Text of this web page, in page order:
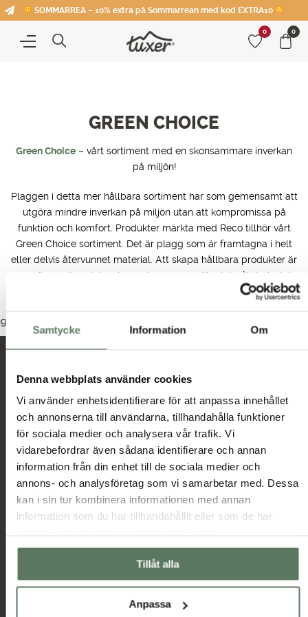
Samtycke Information Om
Denna webbplats använder cookies
Vi använder enhetsidentifierare för att anpassa innehållet
och annonserna till användarna, tillhandahålla funktioner
för sociala medier och analysera vår trafik. Vi
vidarebefordrar även sådana identifierare och annan
information från din enhet till de sociala medier och
annons- och analysföretag som vi samarbetar med. Dessa
kan i sin tur kombinera informationen med annan
information som du har tillhandahållit eller som de har
Tillåt alla
Anpassa
SOMMARREA – 10% extra på Sommarrean med kod EXTRA10
0 0
GREEN CHOICE
Green Choice – vårt sortiment med en skonsammare inverkan
på miljön!
Plaggen i detta mer hållbara sortiment har som gemensamt att
utgöra mindre inverkan på miljön utan att kompromissa på
funktion och komfort. Produkter märkta med Reco tillhör vårt
Green Choice sortiment. Det är plagg som är framtagna i helt
eller delvis återvunnet material. Att skapa hållbara produkter är
en spännande och inspirerande process, där slutmålet givetvis
är att hela Tuxers sortiment ska vara av en grönare karaktär.
produkter hittades som motsvarar ditt val.
Herr
Miljö & hållbarhet
Ambassadörer
Samarbetspartners
Jag har tagit del av hur Tuxer hanterar
uppgifterna som hämtas in via formuläret och jag
godkänner behandlingen enligt
Skicka